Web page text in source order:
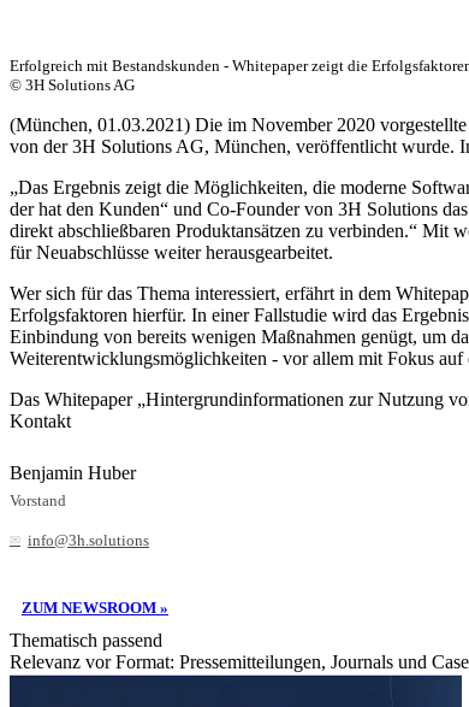
Erfolgreich mit Bestandskunden - Whitepaper zeigt die
© 3H Solutions AG
(München, 01.03.2021) Die im November 2020
von der 3H Solutions AG, München, veröffentlicht wurde.
„Das Ergebnis zeigt die Möglichkeiten, die moderne
der hat den Kunden“ und Co-Founder von 3H Solutions
direkt abschließbaren Produktansätzen zu verbinden.“ Mit
für Neuabschlüsse weiter herausgearbeitet.
Wer sich für das Thema interessiert, erfährt in dem
Erfolgsfaktoren hierfür. In einer Fallstudie wird das
Einbindung von bereits wenigen Maßnahmen genügt, um
Weiterentwicklungsmöglichkeiten - vor allem mit Fokus auf
Das Whitepaper „Hintergrundinformationen zur Nutzung
Kontakt
Benjamin Huber
Vorstand
info@3h.solutions
ZUM NEWSROOM »
Thematisch passend
Relevanz vor Format: Pressemitteilungen, Journals und